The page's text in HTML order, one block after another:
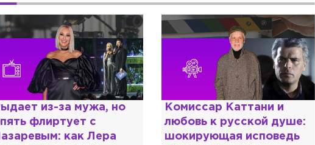
Каттани и
к русской душе:
исповедь
Специалист с напрасным
дипломом: почему мир
разочаровался в высшем